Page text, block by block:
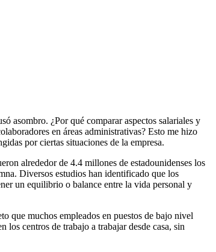
asombro. ¿Por qué comparar aspectos salariales y
en áreas administrativas? Esto me hizo
por ciertas situaciones de la empresa.
alrededor de 4.4 millones de estadounidenses los
Diversos estudios han identificado que los
un equilibrio o balance entre la vida personal y
que muchos empleados en puestos de bajo nivel
los centros de trabajo a trabajar desde casa, sin